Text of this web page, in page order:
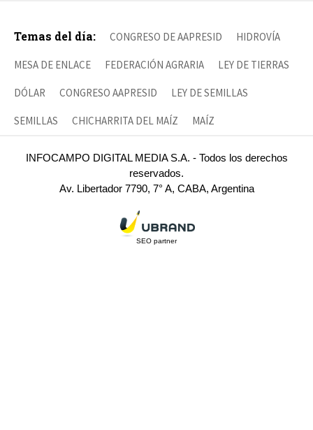
Temas del día: CONGRESO DE AAPRESID HIDROVÍA
MESA DE ENLACE FEDERACIÓN AGRARIA LEY DE TIERRAS
DÓLAR CONGRESO AAPRESID LEY DE SEMILLAS
SEMILLAS CHICHARRITA DEL MAÍZ MAÍZ
INFOCAMPO DIGITAL MEDIA S.A. - Todos los derechos
reservados.
Av. Libertador 7790, 7° A, CABA, Argentina
SEO partner